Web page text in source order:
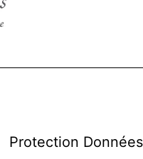
Protection